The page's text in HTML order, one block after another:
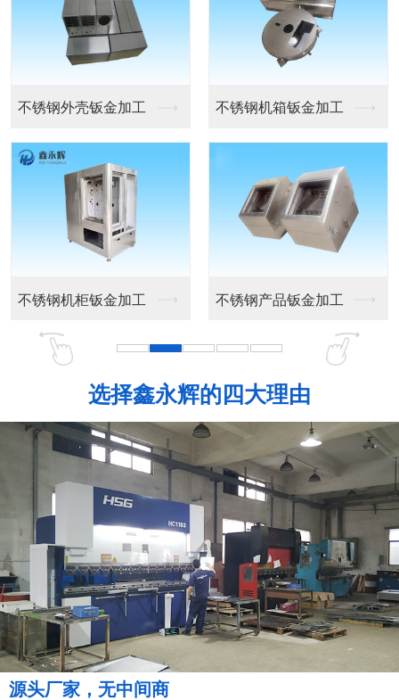
精密钣金机箱外壳 工控机箱外壳
设备机箱外壳 机箱外壳定做
选择鑫永辉的四大理由
源头厂家，无中间商